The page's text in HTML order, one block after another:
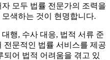
모두 법률 전문가의 조력을
색하는 것이 현명합니다.
행, 수사 대응, 법적 서류 준
전문적인 법률 서비스를 제공
되어 법적 어려움을 겪고 있